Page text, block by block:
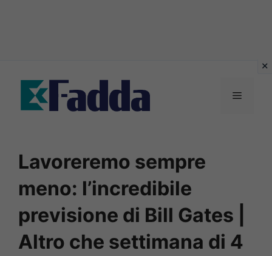
contenuto
Menu
Lavoreremo sempre
meno: l’incredibile
previsione di Bill Gates |
Altro che settimana di 4